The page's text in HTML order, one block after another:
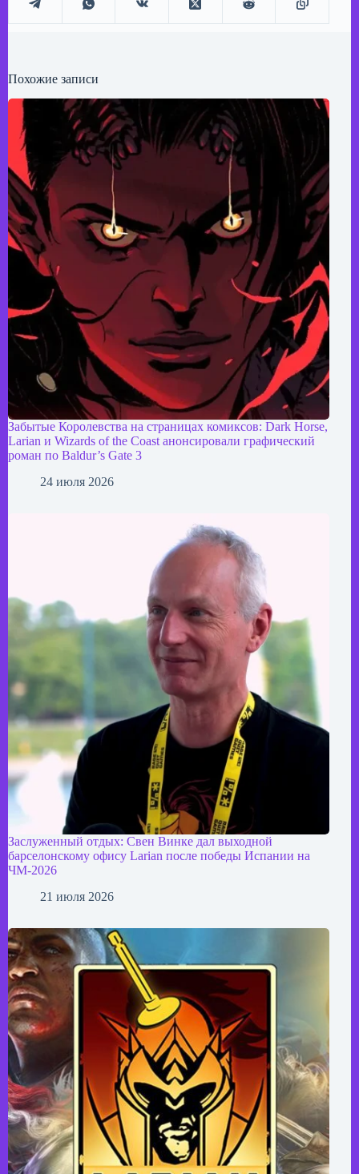
Похожие записи
Забытые Королевства на страницах комиксов: Dark Horse,
Larian и Wizards of the Coast анонсировали графический
роман по Baldur’s Gate 3
24 июля 2026
Заслуженный отдых: Свен Винке дал выходной
барселонскому офису Larian после победы Испании на
ЧМ-2026
21 июля 2026